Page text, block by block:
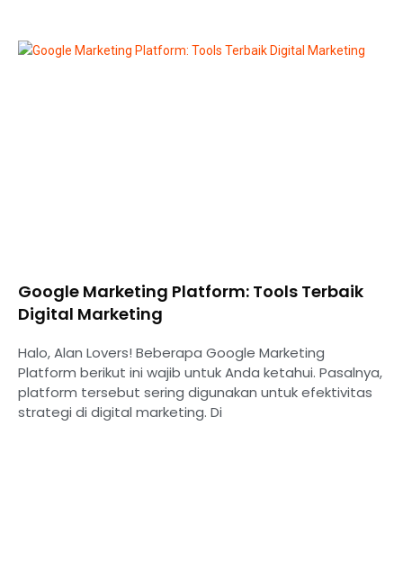
Google Marketing Platform: Tools Terbaik
Digital Marketing
Halo, Alan Lovers! Beberapa Google Marketing
Platform berikut ini wajib untuk Anda ketahui. Pasalnya,
platform tersebut sering digunakan untuk efektivitas
strategi di digital marketing. Di